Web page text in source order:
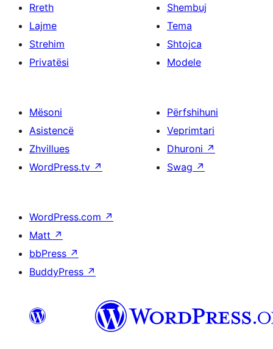
Rreth
Lajme
Strehim
Privatësi
Shembuj
Tema
Shtojca
Modele
Mësoni
Asistencë
Zhvillues
WordPress.tv ↗
Përfshihuni
Veprimtari
Dhuroni ↗
Swag ↗
WordPress.com ↗
Matt ↗
bbPress ↗
BuddyPress ↗